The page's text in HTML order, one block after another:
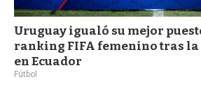
Uruguay igualó su mejor
ranking FIFA femenino tras la
en Ecuador
Fútbol